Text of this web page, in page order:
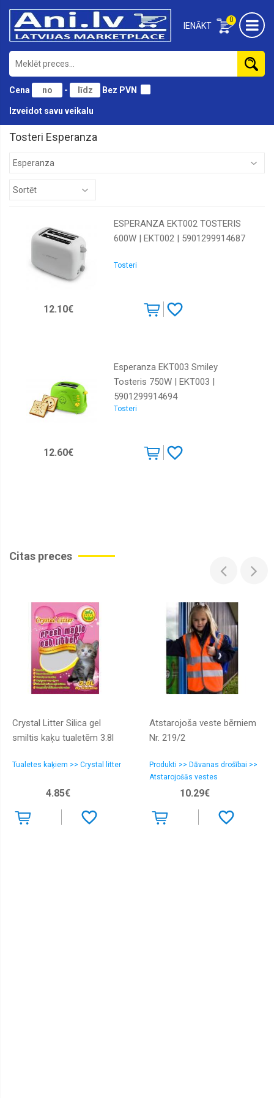
0
IENĀKT
Cena - Bez PVN
Izveidot savu veikalu
Tosteri Esperanza
ESPERANZA EKT002 TOSTERIS
600W | EKT002 | 5901299914687
Tosteri
12.10€
Esperanza EKT003 Smiley
Tosteris 750W | EKT003 |
5901299914694
Tosteri
12.60€
Citas preces
Crystal Litter Silica gel
smiltis kaķu tualetēm 3.8l
Tualetes kaķiem >> Crystal litter
4.85€
Atstarojoša veste bērniem
Nr. 219/2
Produkti >> Dāvanas drošībai >>
Atstarojošās vestes
10.29€